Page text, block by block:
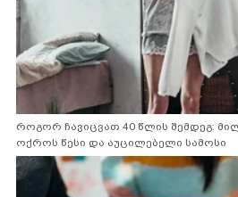
როგორ ჩავიცვათ 40 წლის შემდეგ:
ოქროს წესი და აუცილებელი სამოსი